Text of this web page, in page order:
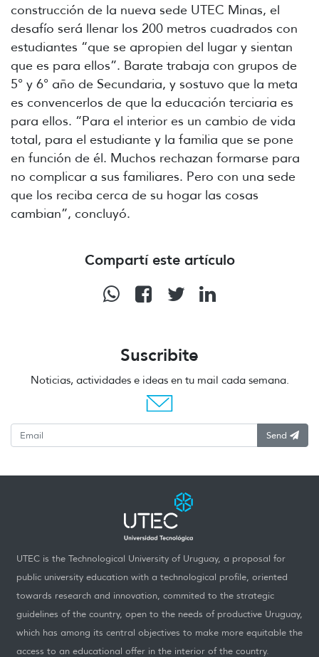
construcción de la nueva sede UTEC Minas, el
desafío será llenar los 200 metros cuadrados con
estudiantes “que se apropien del lugar y sientan
que es para ellos”. Barate trabaja con grupos de
5° y 6° año de Secundaria, y sostuvo que la meta
es convencerlos de que la educación terciaria es
para ellos. “Para el interior es un cambio de vida
total, para el estudiante y la familia que se pone
en función de él. Muchos rechazan formarse para
no complicar a sus familiares. Pero con una sede
que los reciba cerca de su hogar las cosas
cambian”, concluyó.
Compartí este artículo
Suscribite
Noticias, actividades e ideas en tu mail cada semana.
Send
UTEC is the Technological University of Uruguay, a proposal for
public university education with a technological profile, oriented
towards research and innovation, commited to the strategic
guidelines of the country, open to the needs of productive Uruguay,
which has among its central objectives to make more equitable the
access to an educational offer in the interior of the country.